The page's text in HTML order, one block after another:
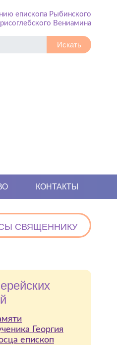
епископа Рыбинского
Вениамина
КОНТАКТЫ
СВЯЩЕННИКУ
Георгия
епископ